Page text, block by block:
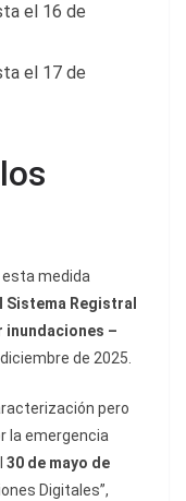
el 16 de
el 17 de
medida
Sistema Registral
inundaciones –
de 2025.
pero
la emergencia
30 de mayo de
Digitales”,